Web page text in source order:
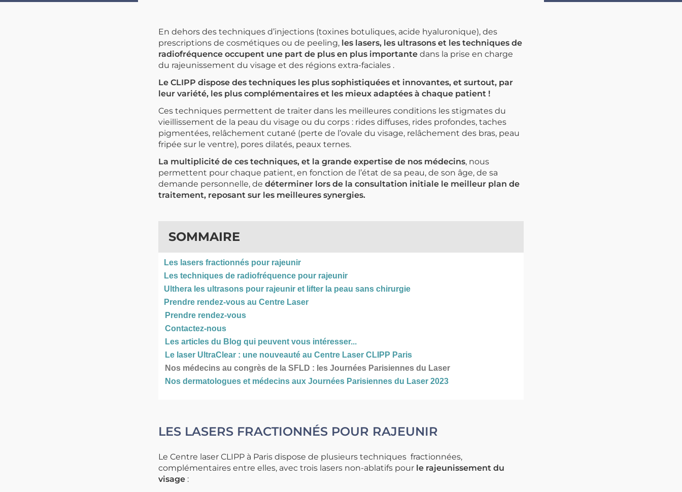
En dehors des techniques d’injections (toxines botuliques, acide hyaluronique), des
prescriptions de cosmétiques ou de peeling, les lasers, les ultrasons et les techniques de
radiofréquence occupent une part de plus en plus importante dans la prise en charge
du rajeunissement du visage et des régions extra-faciales .
Le CLIPP dispose des techniques les plus sophistiquées et innovantes, et surtout, par
leur variété, les plus complémentaires et les mieux adaptées à chaque patient !
Ces techniques permettent de traiter dans les meilleures conditions les stigmates du
vieillissement de la peau du visage ou du corps : rides diffuses, rides profondes, taches
pigmentées, relâchement cutané (perte de l’ovale du visage, relâchement des bras, peau
fripée sur le ventre), pores dilatés, peaux ternes.
La multiplicité de ces techniques, et la grande expertise de nos médecins, nous
permettent pour chaque patient, en fonction de l’état de sa peau, de son âge, de sa
demande personnelle, de déterminer lors de la consultation initiale le meilleur plan de
traitement, reposant sur les meilleures synergies.
SOMMAIRE
Les lasers fractionnés pour rajeunir
Les techniques de radiofréquence pour rajeunir
Ulthera les ultrasons pour rajeunir et lifter la peau sans chirurgie
Prendre rendez-vous au Centre Laser
Prendre rendez-vous
Contactez-nous
Les articles du Blog qui peuvent vous intéresser...
Le laser UltraClear : une nouveauté au Centre Laser CLIPP Paris
Nos médecins au congrès de la SFLD : les Journées Parisiennes du Laser
Nos dermatologues et médecins aux Journées Parisiennes du Laser 2023
LES LASERS FRACTIONNÉS POUR RAJEUNIR
Le Centre laser CLIPP à Paris dispose de plusieurs techniques fractionnées,
complémentaires entre elles, avec trois lasers non-ablatifs pour le rajeunissement du
visage :